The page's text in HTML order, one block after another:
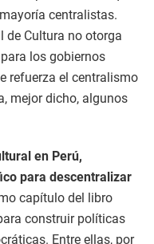
centralistas.
de Cultura no otorga
los gobiernos
refuerza el centralismo
mejor dicho, algunos
en Perú,
para descentralizar
capítulo del libro
construir políticas
Entre ellas, por